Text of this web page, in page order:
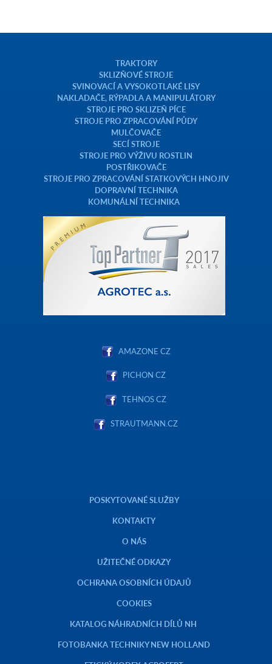
TRAKTORY
SKLIZŇOVÉ STROJE
SVINOVACÍ A VYSOKOTLAKÉ LISY
NAKLADAČE, RÝPADLA A MANIPULÁTORY
STROJE PRO SKLIZEŇ PÍCE
STROJE PRO ZPRACOVÁNÍ PŮDY
MULČOVAČE
SECÍ STROJE
STROJE PRO VÝŽIVU ROSTLIN
POSTŘIKOVAČE
STROJE PRO ZPRACOVÁNÍ STATKOVÝCH HNOJIV
DOPRAVNÍ TECHNIKA
KOMUNÁLNÍ TECHNIKA
AMAZONE CZ
PICHON CZ
TEHNOS CZ
STRAUTMANN.CZ
POSKYTOVANÉ SLUŽBY
KONTAKTY
O NÁS
UŽITEČNÉ ODKAZY
OCHRANA OSOBNÍCH ÚDAJŮ
COOKIES
KATALOG NÁHRADNÍCH DÍLŮ NH
FOTOBANKA TECHNIKY NEW HOLLAND